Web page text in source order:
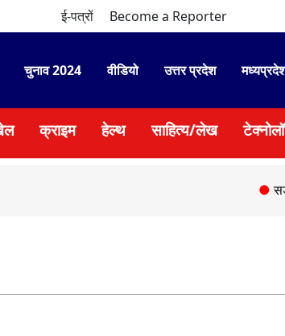
ई-पत्रों Become a Reporter
चुनाव 2024 वीडियो उत्तर प्रदेश
क्राइम हेल्थ साहित्य/लेख
सड़क हादसे